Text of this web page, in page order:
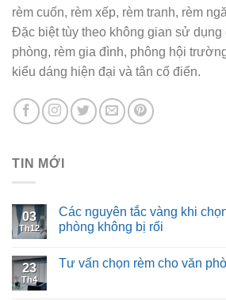
rèm cuốn, rèm xếp, rèm tranh, rèm
Đặc biệt tùy theo không gian sử dụng
phòng, rèm gia đình, phông hội
kiểu dáng hiện đại và tân cổ điển.
TIN MỚI
03
Th12
Các nguyên tắc vàng khi
phòng không bị rối
23
Th4
Tư vấn chọn rèm cho văn